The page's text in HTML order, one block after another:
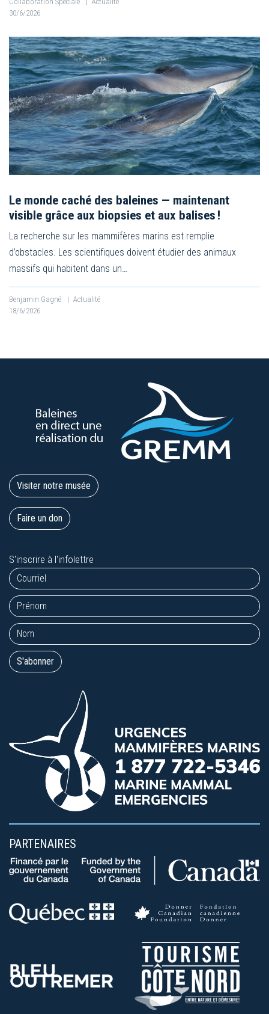
30/6/2026
Le monde caché des baleines — maintenant
visible grâce aux biopsies et aux balises !
La recherche sur les mammifères marins est remplie
d’obstacles. Les scientifiques doivent étudier des animaux
massifs qui habitent dans un…
Benjamin Gagné | Actualité
18/6/2026
Visiter notre musée
Faire un don
S'inscrire à l'infolettre
PARTENAIRES